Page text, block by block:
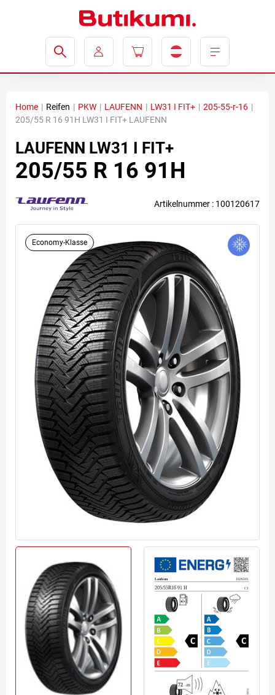
Economy-Klasse
Home | Reifen | PKW | LAUFENN | LW31 I FIT+ | 205-55-r-16 |
205/55 R 16 91H LW31 I FIT+ LAUFENN
LAUFENN LW31 I FIT+
205/55 R 16 91H
Artikelnummer : 100120617